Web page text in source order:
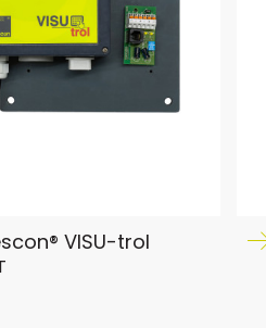
VISU-trol